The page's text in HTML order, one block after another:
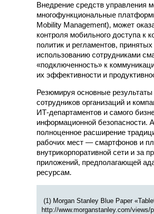
Внедрение средств управления
многофункциональные
Mobility Management), может
контроля мобильного доступа
политик и регламентов,
использованию сотрудниками
«подключенность» к
их эффективности и
Резюмируя основные
сотрудников организаций и
ИТ-департаментов и самого
информационной безопасности.
полноценное расширение
рабочих мест — смарт­фонов и
внутрикорпоративной сети и за
приложений, предполагающей
ресурсам.
(1) Morgan Stanley Blue Paper
http://www.morganstanley.com/